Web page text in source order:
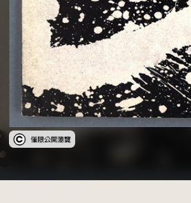
受著作權法保護-僅限於本平台有限度